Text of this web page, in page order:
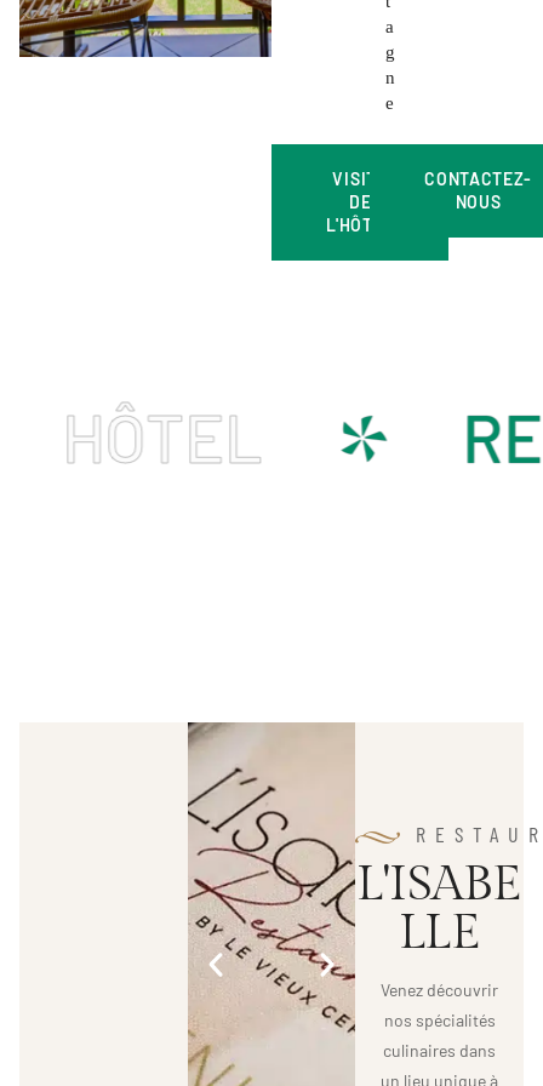
a
g
n
e
VISITE
DE
L'HÔTEL
CONTACTEZ-
NOUS
*
L'ISABE
LLE
Venez découvrir
nos spécialités
culinaires dans
un lieu unique à